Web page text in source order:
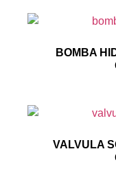
BOMBA
VALVULA